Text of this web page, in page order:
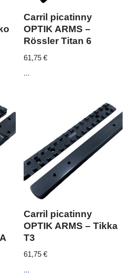
Carril picatinny
OPTIK ARMS –
Rössler Titan 6
61,75€
...
Carril picatinny
OPTIK ARMS – Tikka
T3
61,75€
...